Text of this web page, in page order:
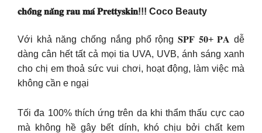
𝐜𝐡𝐨̂́𝐧𝐠 𝐧𝐚̆́𝐧𝐠 𝐫𝐚𝐮 𝐦𝐚́ 𝐏𝐫𝐞𝐭𝐭𝐲𝐬𝐤𝐢𝐧!!! Coco Beauty
Với khả năng chống nắng phổ rộng 𝐒𝐏𝐅 𝟓𝟎+ 𝐏𝐀 dễ
dàng cân hết tất cả mọi tia UVA, UVB, ánh sáng xanh
cho chị em thoả sức vui chơi, hoạt động, làm việc mà
không cần e ngại
Tối đa 100% thích ứng trên da khi thẩm thấu cực cao
mà không hề gây bết dính, khó chịu bởi chất kem